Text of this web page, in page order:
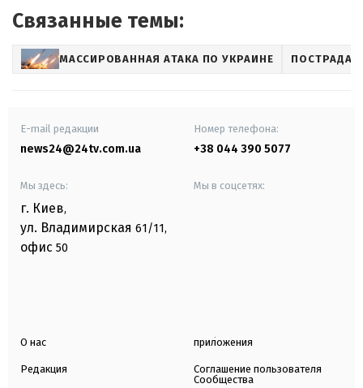
Связанные темы:
МАССИРОВАННАЯ АТАКА ПО УКРАИНЕ
E-mail редакции
news24@24tv.com.ua
Номер телефона:
+38 044 390 5077
Мы здесь:
г. Киев,
ул. Владимирская 61/11,
офис 50
Мы в соцсетях:
О нас
Редакция
приложения
Соглашение пользователя
Сообщества